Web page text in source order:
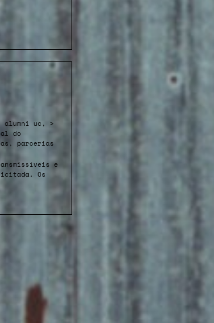
alumni uc, >
do
parcerias
e
Os